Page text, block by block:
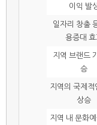
이익 발
일자리 창출
용증대
지역 브랜드
승
지역의 국제적
상승
지역 내 문화